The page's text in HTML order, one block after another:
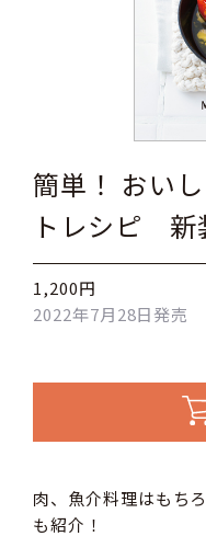
簡単！ おい
トレシピ 新
1,200円
2022年7月28日発売
肉、魚介料理はもち
も紹介！